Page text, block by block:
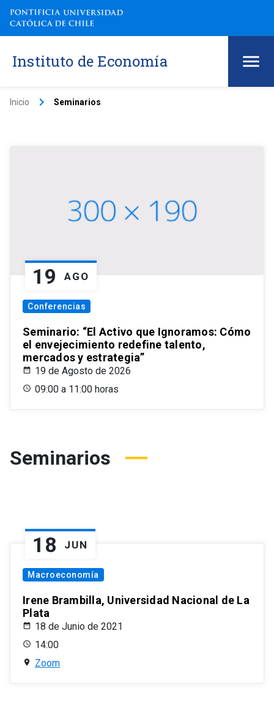
Instituto de Economía
Inicio keyboard_arrow_right Seminarios
19 AGO
Conferencias
Seminario: “El Activo que Ignoramos: Cómo
el envejecimiento redefine talento,
mercados y estrategia”
19 de Agosto de 2026
09:00 a 11:00 horas
Seminarios
18 JUN
Macroeconomía
Irene Brambilla, Universidad Nacional de La
Plata
18 de Junio de 2021
14:00
Zoom